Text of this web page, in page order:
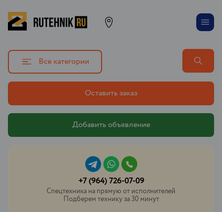
Все категории
Оставить заказ
Добавить объявление
+7 (964) 726-07-09
Спецтехника на прямую от исполнителей
Подберем технику за 30 минут